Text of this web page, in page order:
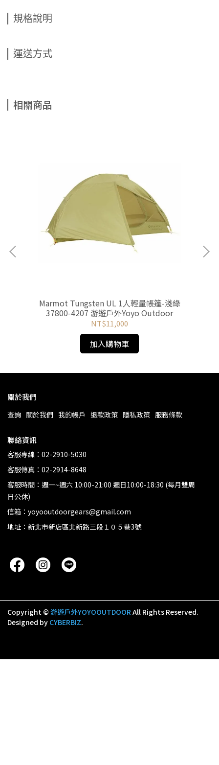
規格說明
運送方式
相關商品
Marmot Tungsten UL 1人輕量帳篷-淺綠
37800-4207 游遊戶外Yoyo Outdoor
NT$11,000
加入購物車
關於我們
查詢 關於我們 我的帳戶 退款政策 隱私政策 服務條款
聯絡資訊
客服專線：02-2910-5030
客服傳真：02-2914-8648
客服時間：週一~週六 10:00-21:00 週日10:00-18:30 (每月雙周
日公休)
信箱：yoyooutdoorgears@gmail.com
地址：新北市新店區北新路三段１０５巷3號
Copyright © 游遊戶外YOYOOUTDOORAll Rights Reserved.
Designed by CYBERBIZ.